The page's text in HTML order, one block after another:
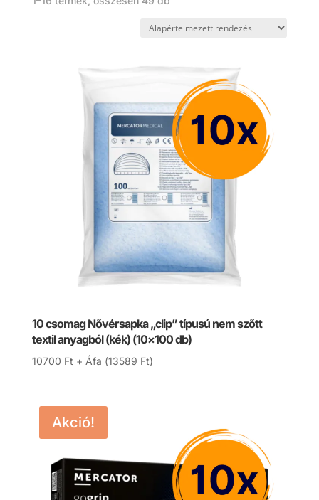
10 csomag Nővérsapka „clip” típusú nem szőtt
textil anyagból (kék) (10×100 db)
10700 Ft + Áfa (13589 Ft)
Akció!